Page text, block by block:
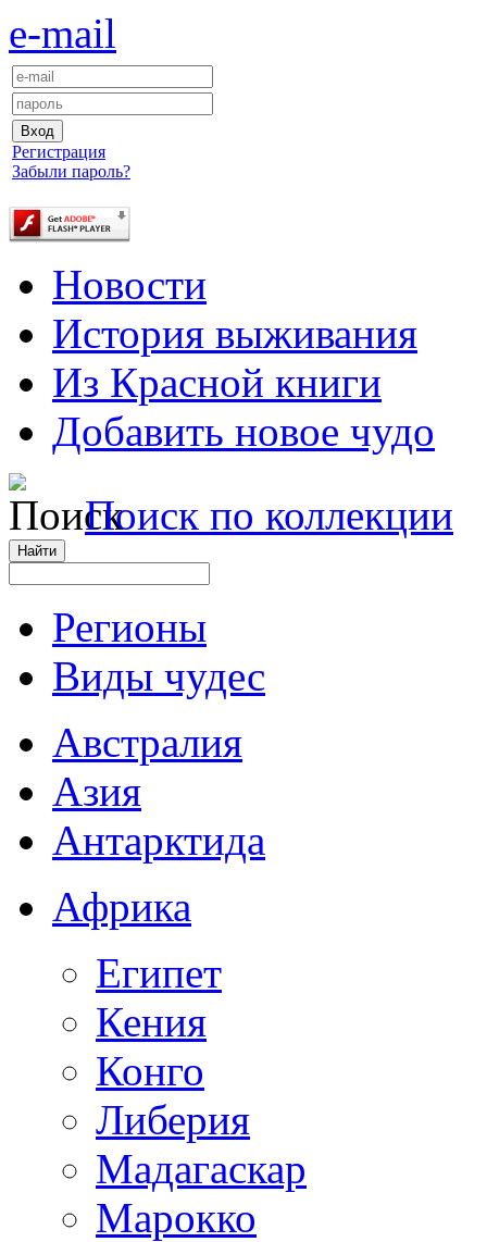
e-mail
Регистрация
Забыли пароль?
Новости
История выживания
Из Красной книги
Добавить новое чудо
Поиск по коллекции
Регионы
Виды чудес
Австралия
Азия
Антарктида
Африка
Египет
Кения
Конго
Либерия
Мадагаскар
Марокко